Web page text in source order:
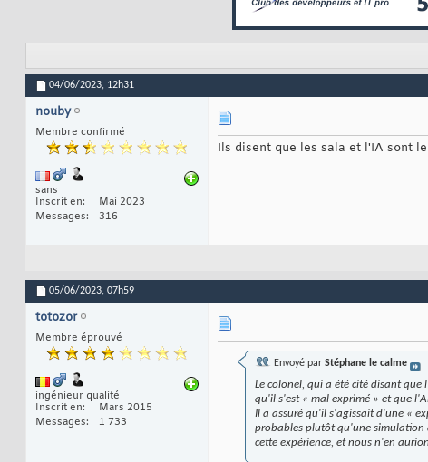
04/06/2023, 12h31
nouby
Membre confirmé
sans
Inscrit en
Mai 2023
Messages
316
Ils disent que les sala et l'IA sont
05/06/2023, 07h59
totozor
Membre éprouvé
ingénieur qualité
Inscrit en
Mars 2015
Messages
1 733
Envoyé par Stéphane le calme
Le colonel, qui a été cité disant
qu'il s'est « mal exprimé » et que
Il a assuré qu'il s'agissait d'une «
probables plutôt qu'une simulation
cette expérience, et nous n'en